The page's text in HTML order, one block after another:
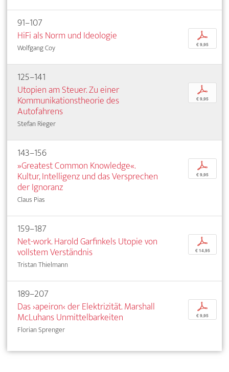
91–107
HiFi als Norm und Ideologie
Wolfgang Coy
p
€ 9,95
125–141
Utopien am Steuer. Zu einer
Kommunikationstheorie des
Autofahrens
Stefan Rieger
p
€ 9,95
143–156
»Greatest Common Knowledge«.
Kultur, Intelligenz und das Versprechen
der Ignoranz
Claus Pias
p
€ 9,95
159–187
Net-work. Harold Garfinkels Utopie von
vollstem Verständnis
Tristan Thielmann
p
€ 14,95
189–207
Das ›apeiron‹ der Elektrizität. Marshall
McLuhans Unmittelbarkeiten
Florian Sprenger
p
€ 9,95